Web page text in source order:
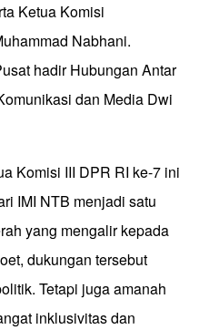
Ketua Komisi
Nabhani.
hadir Hubungan Antar
dan Media Dwi
Komisi III DPR RI ke-7 ini
IMI NTB menjadi satu
yang mengalir kepada
dukungan tersebut
Tetapi juga amanah
inklusivitas dan